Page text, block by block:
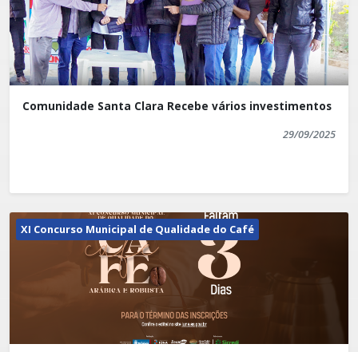
Comunidade Santa Clara Recebe vários investimentos
29/09/2025
XI Concurso Municipal de Qualidade do Café